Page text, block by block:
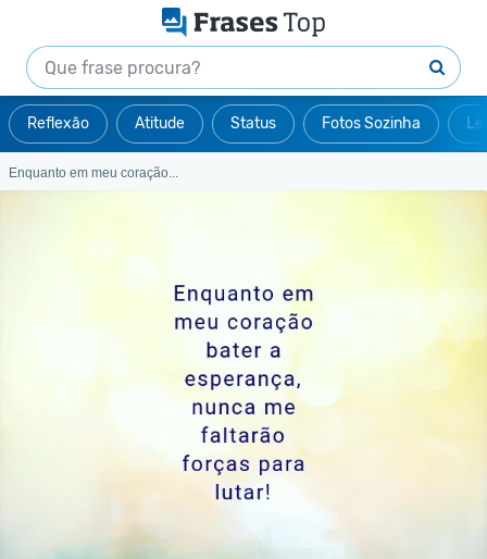
Reflexão Atitude Status Fotos Sozinha
Enquanto em meu coração...